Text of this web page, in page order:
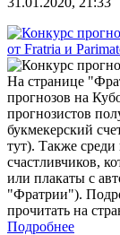
от Fratria и
На странице
прогнозов на
прогнозистов
букмекерский
тут). Также среди
счастливчиков,
или плакаты с
"Фратрии").
прочитать на
Подробнее